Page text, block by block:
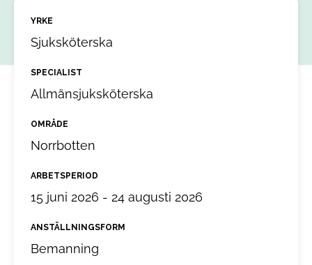
YRKE
Sjuksköterska
SPECIALIST
Allmänsjuksköterska
OMRÅDE
Norrbotten
ARBETSPERIOD
15 juni 2026 - 24 augusti 2026
ANSTÄLLNINGSFORM
Bemanning